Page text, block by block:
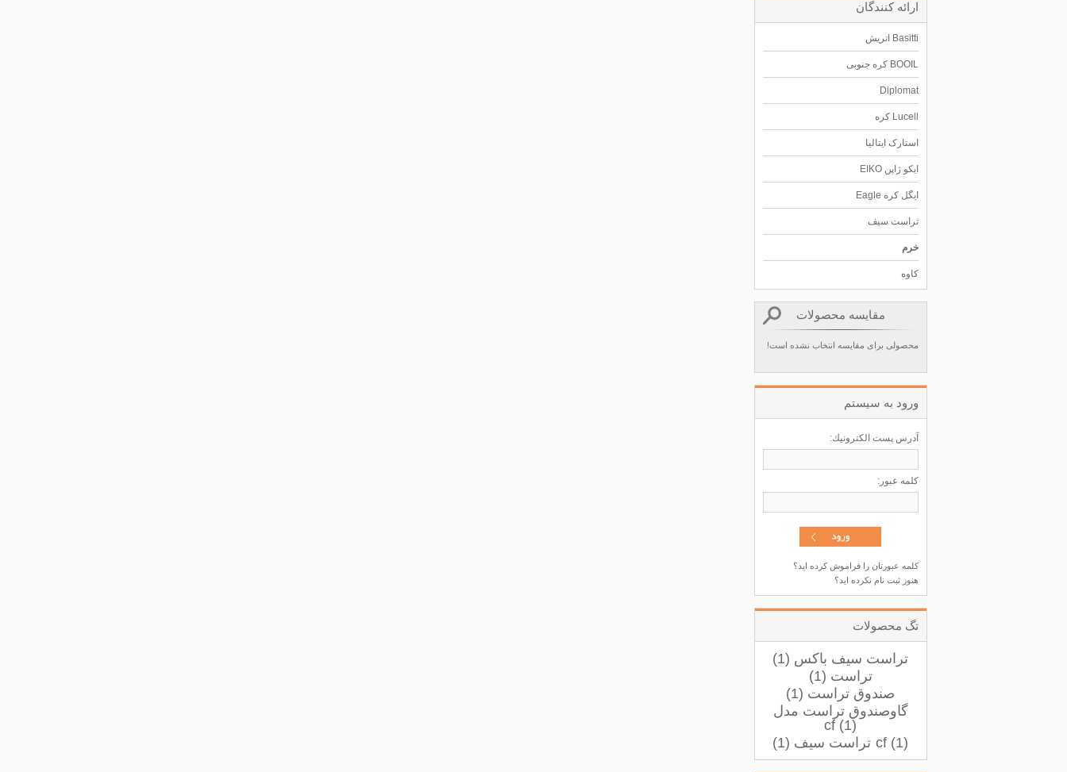
ارائه كنندگان
Basitti اتریش
BOOIL کره جنوبی
Diplomat
Lucell کره
استارک ایتالیا
ایکو ژاپن EIKO
ایگل کره Eagle
تراست سیف
خرم
کاوه
مقایسه محصولات
محصولی برای مقایسه انتخاب نشده است!
ورود به سيستم
آدرس پست الكترونيك:
كلمه عبور:
کلمه عبورتان را فراموش کرده اید؟
هنوز ثبت نام نکرده اید؟
تگ محصولات
تراست سیف باکس (1)
تراست (1)
صندوق تراست (1)
گاوصندوق تراست مدل
cf (1)
cf (1) تراست سیف (1)